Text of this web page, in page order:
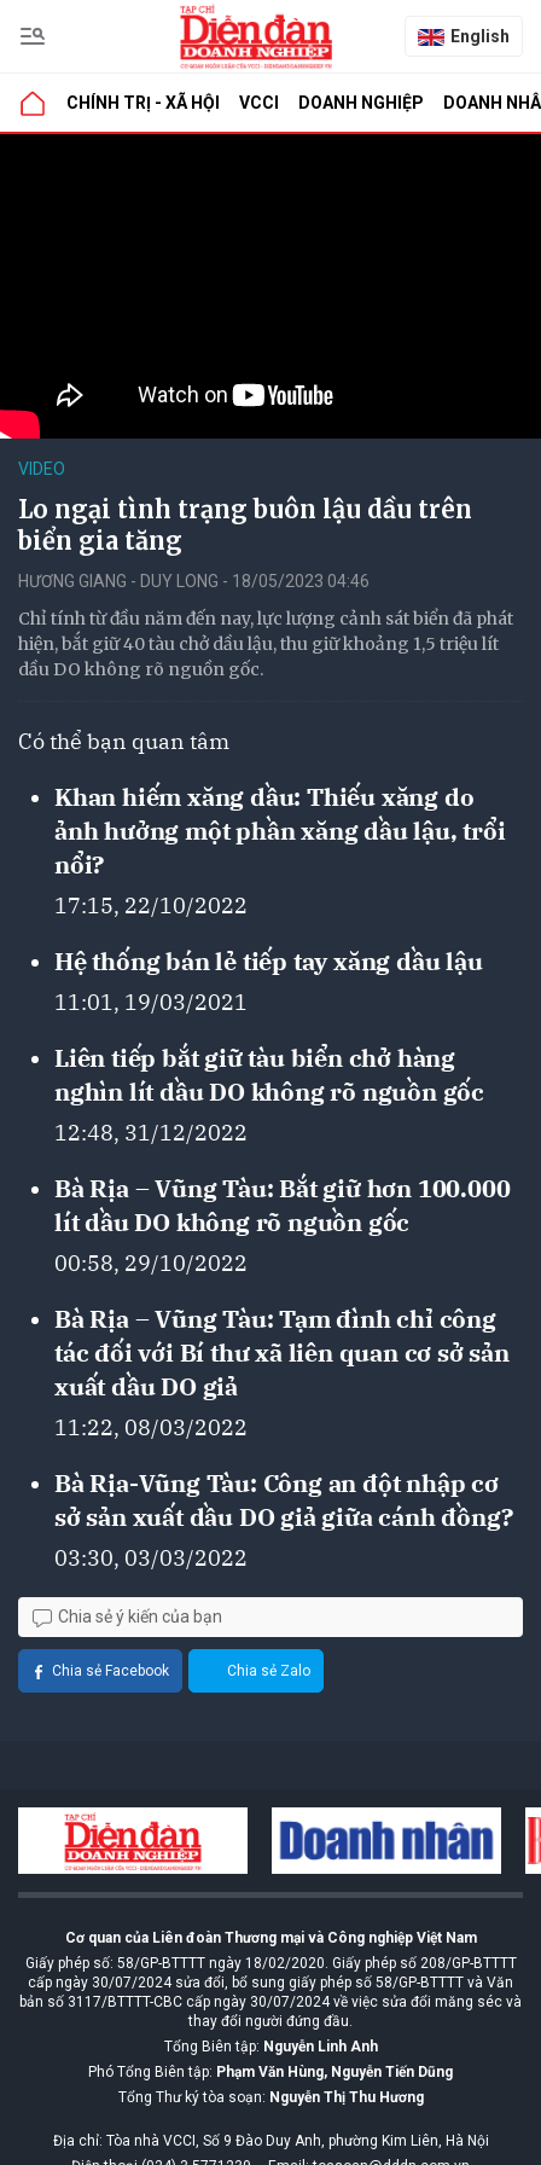
English
CHÍNH TRỊ - XÃ HỘI VCCI DOANH NGHIỆP DOANH
VIDEO
Lo ngại tình trạng buôn lậu dầu trên
biển gia tăng
HƯƠNG GIANG - DUY LONG - 18/05/2023 04:46
Chỉ tính từ đầu năm đến nay, lực lượng cảnh sát biển đã phát
hiện, bắt giữ 40 tàu chở dầu lậu, thu giữ khoảng 1,5 triệu lít
dầu DO không rõ nguồn gốc.
Có thể bạn quan tâm
Khan hiếm xăng dầu: Thiếu xăng do
ảnh hưởng một phần xăng dầu lậu, trổi
nổi?
17:15, 22/10/2022
Hệ thống bán lẻ tiếp tay xăng dầu lậu
11:01, 19/03/2021
Liên tiếp bắt giữ tàu biển chở hàng
nghìn lít dầu DO không rõ nguồn gốc
12:48, 31/12/2022
Bà Rịa – Vũng Tàu: Bắt giữ hơn 100.000
lít dầu DO không rõ nguồn gốc
00:58, 29/10/2022
Bà Rịa – Vũng Tàu: Tạm đình chỉ công
tác đối với Bí thư xã liên quan cơ sở sản
xuất dầu DO giả
11:22, 08/03/2022
Bà Rịa-Vũng Tàu: Công an đột nhập cơ
sở sản xuất dầu DO giả giữa cánh đồng?
03:30, 03/03/2022
Chia sẻ ý kiến của bạn
Chia sẻ Facebook Chia sẻ Zalo
Cơ quan của Liên đoàn Thương mại và Công nghiệp Việt Nam
Giấy phép số: 58/GP-BTTTT ngày 18/02/2020. Giấy phép số 208/GP-BTTTT
cấp ngày 30/07/2024 sửa đổi, bổ sung giấy phép số 58/GP-BTTTT và Văn
bản số 3117/BTTTT-CBC cấp ngày 30/07/2024 về việc sửa đổi măng séc và
thay đổi người đứng đầu.
Tổng Biên tập: Nguyễn Linh Anh
Phó Tổng Biên tập: Phạm Văn Hùng, Nguyễn Tiến Dũng
Tổng Thư ký tòa soạn: Nguyễn Thị Thu Hương
Địa chỉ: Tòa nhà VCCI, Số 9 Đào Duy Anh, phường Kim Liên, Hà Nội